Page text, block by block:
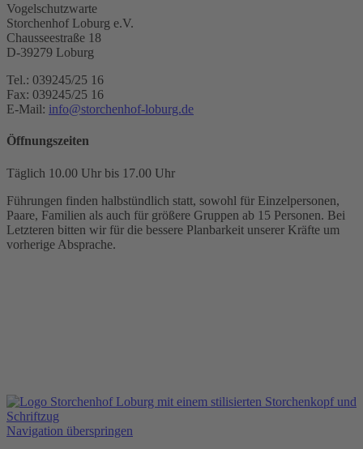
Vogelschutzwarte
Storchenhof Loburg e.V.
Chausseestraße 18
D-39279 Loburg
Tel.: 039245/25 16
Fax: 039245/25 16
E-Mail: info@storchenhof-loburg.de
Öffnungszeiten
Täglich 10.00 Uhr bis 17.00 Uhr
Führungen finden halbstündlich statt, sowohl für Einzelpersonen,
Paare, Familien als auch für größere Gruppen ab 15 Personen. Bei
Letzteren bitten wir für die bessere Planbarkeit unserer Kräfte um
vorherige Absprache.
Navigation überspringen